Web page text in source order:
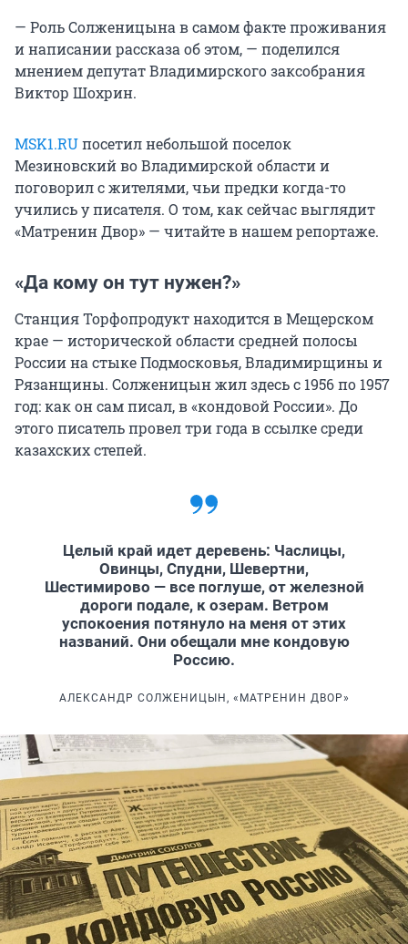
— Роль Солженицына в самом факте проживания
и написании рассказа об этом, — поделился
мнением депутат Владимирского заксобрания
Виктор Шохрин.
MSK1.RUпосетил небольшой поселок
Мезиновский во Владимирской области и
поговорил с жителями, чьи предки когда-то
учились у писателя. О том, как сейчас выглядит
«Матренин Двор» — читайте в нашем репортаже.
«Да кому он тут нужен?»
Станция Торфопродукт находится в Мещерском
крае — исторической области средней полосы
России на стыке Подмосковья, Владимирщины и
Рязанщины. Солженицын жил здесь с 1956 по 1957
год: как он сам писал, в «кондовой России». До
этого писатель провел три года в ссылке среди
казахских степей.
Целый край идет деревень: Часлицы,
Овинцы, Спудни, Шевертни,
Шестимирово — все поглуше, от железной
дороги подале, к озерам. Ветром
успокоения потянуло на меня от этих
названий. Они обещали мне кондовую
Россию.
АЛЕКСАНДР СОЛЖЕНИЦЫН, «МАТРЕНИН ДВОР»